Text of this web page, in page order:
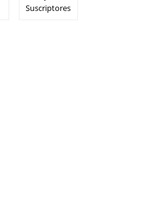
Suscriptores